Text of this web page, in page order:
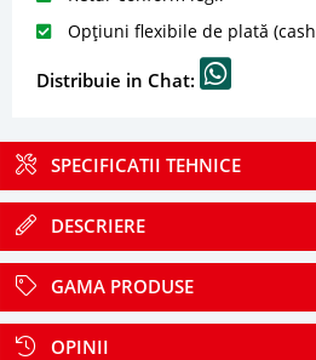
Opțiuni flexibile de plată
Distribuie in Chat:
SPECIFICATII TEHNICE
DESCRIERE
GAMA PRODUSE
OPINII